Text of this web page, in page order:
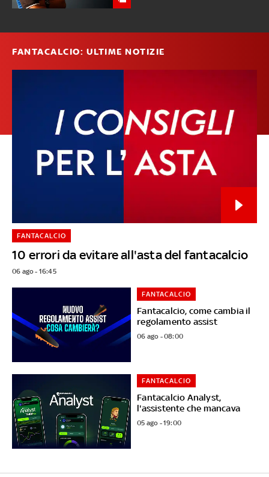
FANTACALCIO: ULTIME NOTIZIE
10 errori da evitare all'asta del fantacalcio
FANTACALCIO
06 ago - 16:45
Fantacalcio, come cambia il
regolamento assist
FANTACALCIO
06 ago - 08:00
Fantacalcio Analyst,
l'assistente che mancava
FANTACALCIO
05 ago - 19:00